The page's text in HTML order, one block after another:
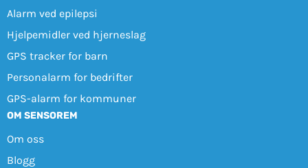
Alarm ved epilepsi
Hjelpemidler ved hjerneslag
GPS tracker for barn
Personalarm for bedrifter
GPS-alarm for kommuner
OM SENSOREM
Om oss
Blogg